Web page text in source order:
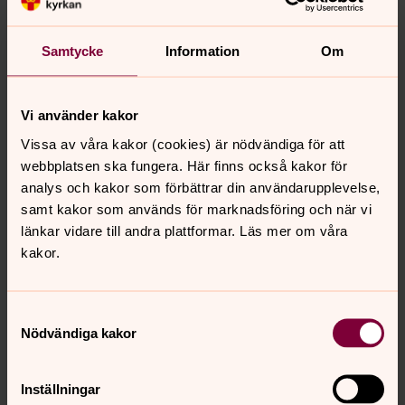
Samtycke Information Om
Vi använder kakor
Vissa av våra kakor (cookies) är nödvändiga för att
webbplatsen ska fungera. Här finns också kakor för
analys och kakor som förbättrar din användarupplevelse,
samt kakor som används för marknadsföring och när vi
länkar vidare till andra plattformar. Läs mer om våra
kakor.
Nödvändiga kakor
Inställningar
Foto: unsplash.com
Livsfrågor
får du några ledtrådar.
Kyrkoårets bibeltexter
kyrkoåret.